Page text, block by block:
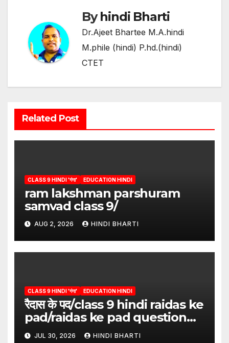
Byhindi Bharti
Dr.Ajeet Bhartee M.A.hindi
M.phile (hindi) P.hd.(hindi)
CTET
Related Post
CLASS 9 HINDI 'गंगा' EDUCATION HINDI
ram lakshman parshuram
samvad class 9/
AUG 2, 2026 HINDI BHARTI
CLASS 9 HINDI 'गंगा' EDUCATION HINDI
रैदास के पद/class 9 hindi raidas ke
pad/raidas ke pad question
answer/raidas ke pad class 9
JUL 30, 2026 HINDI BHARTI